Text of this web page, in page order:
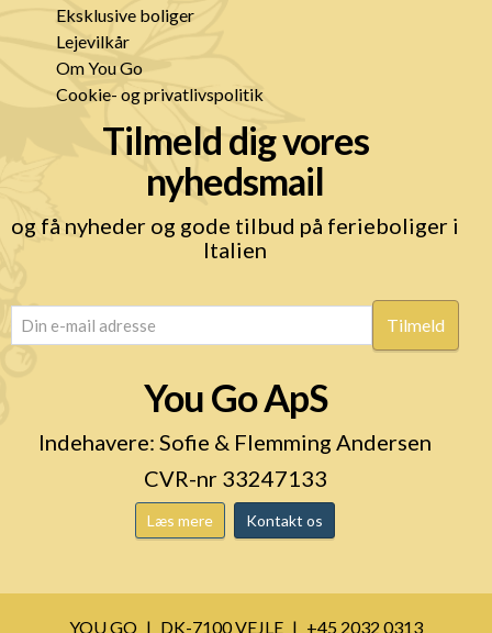
Eksklusive boliger
Lejevilkår
Om You Go
Cookie- og privatlivspolitik
Tilmeld dig vores
nyhedsmail
og få nyheder og gode tilbud på ferieboliger i
Italien
(Påkrævet)
You Go ApS
Indehavere: Sofie & Flemming Andersen
CVR-nr 33247133
Læs mere Kontakt os
YOU GO DK-7100 VEJLE +45 2032 0313